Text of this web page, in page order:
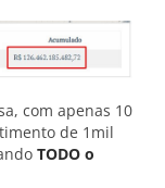
com apenas 10
de 1mil
TODO o